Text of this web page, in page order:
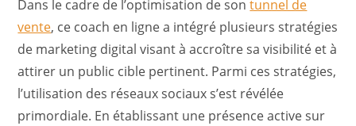
Dans le cadre de l’optimisation de sontunnel de
vente, ce coach en ligne a intégré plusieurs stratégies
de marketing digital visant à accroître sa visibilité et à
attirer un public cible pertinent. Parmi ces stratégies,
l’utilisation des réseaux sociaux s’est révélée
primordiale. En établissant une présence active sur